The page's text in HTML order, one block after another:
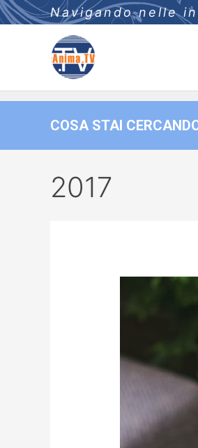
Navigando nelle
COSA STAI
2017